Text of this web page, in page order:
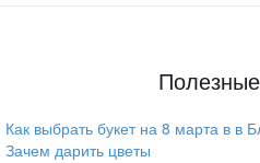
Как выбрать букет на 8 марта в в
Зачем дарить цветы